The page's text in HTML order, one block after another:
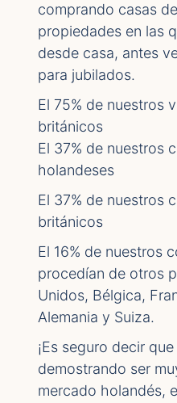
comprando casas
propiedades en las
desde casa, antes
para jubilados.
El 75% de nuestros
británicos
El 37% de nuestros
holandeses
El 37% de nuestros
británicos
El 16% de nuestros
procedían de otros
Unidos, Bélgica,
Alemania y Suiza.
¡Es seguro decir
demostrando ser
mercado holandés,